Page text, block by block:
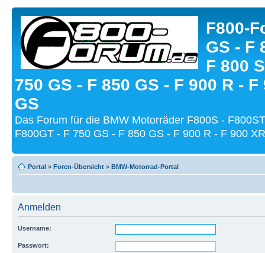
F800-
GS - F
F 800
750 GS - F 850 GS - F 900 R - F
GS
Das Forum für die BMW Motorräder F800S -
F800GT - F 750 GS - F 850 GS - F 900 R - F 900
Portal » Foren-Übersicht » BMW-Motorrad-Portal
Anmelden
Username:
Passwort: